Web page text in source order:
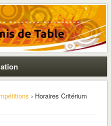
Table
› Horaires Critérium